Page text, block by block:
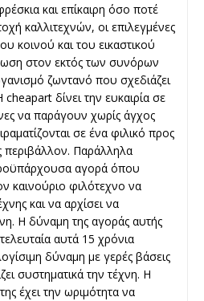
και επίκαιρη όσο ποτέ
καλλιτεχνών, οι επιλεγμένες
κοινού και του εικαστικού
στον εκτός των συνόρων
ζωντανό που σχεδιάζει
δίνει την ευκαιρία σε
να παράγουν χωρίς άγχος
σε ένα φιλικό προς
περιβάλλον. Παράλληλα
αγορά όπου
καινούριο φιλότεχνο να
και να αρχίσει να
Η δύναμη της αγοράς αυτής
αυτά 15 χρόνια
δύναμη με γερές βάσεις
συστηματικά την τέχνη. Η
έχει την ωριμότητα να